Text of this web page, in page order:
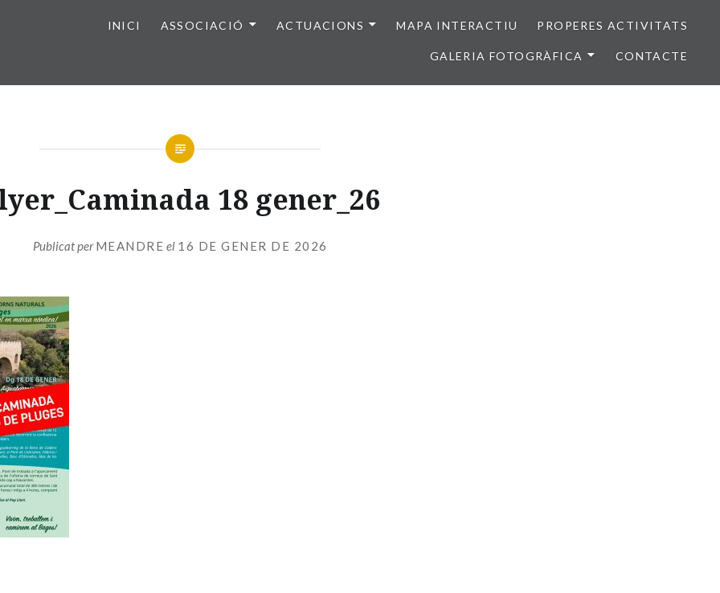
INICI ASSOCIACIÓ ACTUACIONS MAPA INTERACTIU PROPERES ACTIVITATS
GALERIA FOTOGRÀFICA CONTACTE
18 gener_26
Publicat perMEANDRE el 16 DE GENER DE 2026